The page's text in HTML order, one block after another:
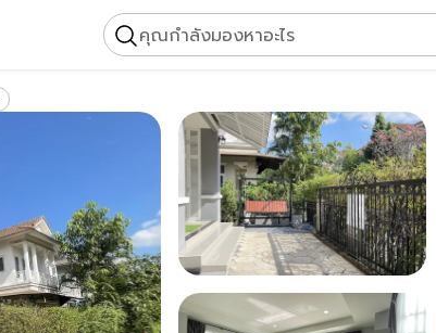
คุณกำลังมองหาอะไร